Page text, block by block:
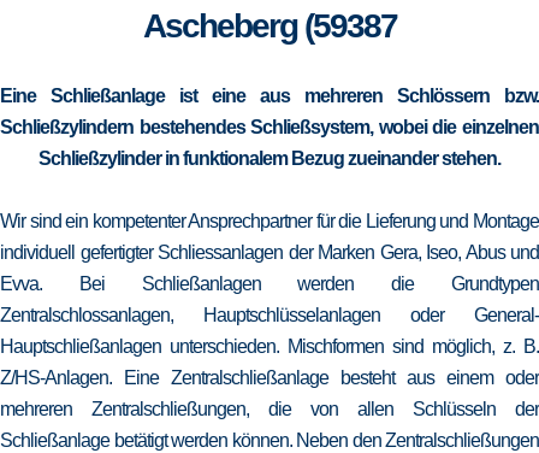
Ascheberg (59387
Eine Schließanlage ist eine aus mehreren Schlössern bzw.
Schließzylindern bestehendes Schließsystem, wobei die einzelnen
Schließzylinder in funktionalem Bezug zueinander stehen.
Wir sind ein kompetenter Ansprechpartner für die Lieferung und Montage
individuell gefertigter Schliessanlagen der Marken Gera, Iseo, Abus und
Evva. Bei Schließanlagen werden die Grundtypen
Zentralschlossanlagen, Hauptschlüsselanlagen oder General-
Hauptschließanlagen unterschieden. Mischformen sind möglich, z. B.
Z/HS-Anlagen. Eine Zentralschließanlage besteht aus einem oder
mehreren Zentralschließungen, die von allen Schlüsseln der
Schließanlage betätigt werden können. Neben den Zentralschließungen